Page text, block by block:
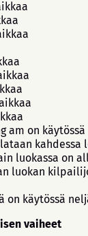
am on käytössä
kahdessa
luokassa on
luokan
on käytössä
vaiheet